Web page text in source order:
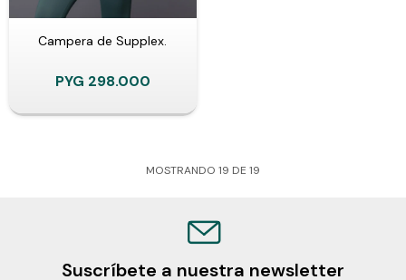
Campera de Supplex.
PYG 298.000
MOSTRANDO 19 DE 19
Suscríbete a nuestra newsletter